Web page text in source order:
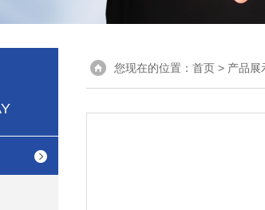
您现在的位置： 首页 > 产品展